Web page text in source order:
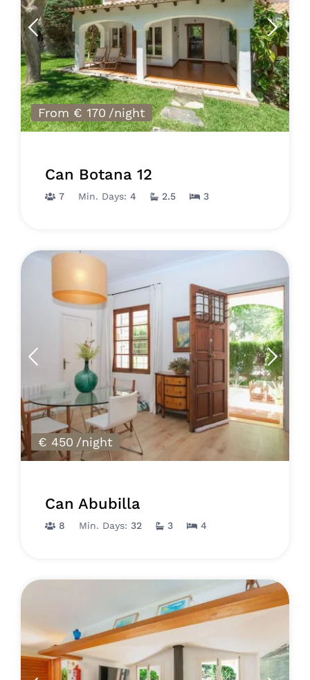
From € 170/night
Can Botana 12
7 Min. Days: 4 2.5 3
€ 450/night
Can Abubilla
8 Min. Days: 32 3 4